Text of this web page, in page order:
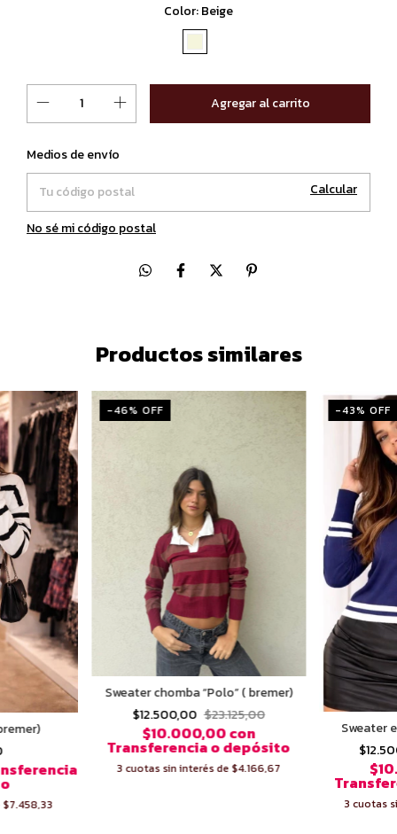
Color:Beige
Entregas para el CP:
Medios de envío
Calcular
No sé mi código postal
Productos similares
$7.458,33
-46% OFF
Sweater chomba “Polo” ( bremer)
$12.500,00 $23.125,00
$10.000,00con
Transferencia o depósito
3 cuotas sin interés de$4.166,67
-43% OFF
Sweater
3 cuotas